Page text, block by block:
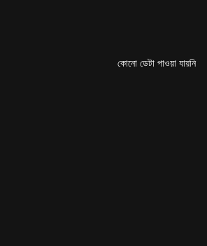
কোনো ডেটা পাওয়া যায়নি